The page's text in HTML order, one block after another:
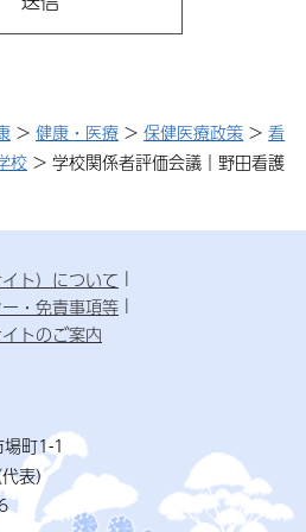
> 健康・医療 > 保健医療政策 > 看
校 > 学校関係者評価会議｜野田看護
ト）について
・免責事項等
トのご案内
町1-1
表）